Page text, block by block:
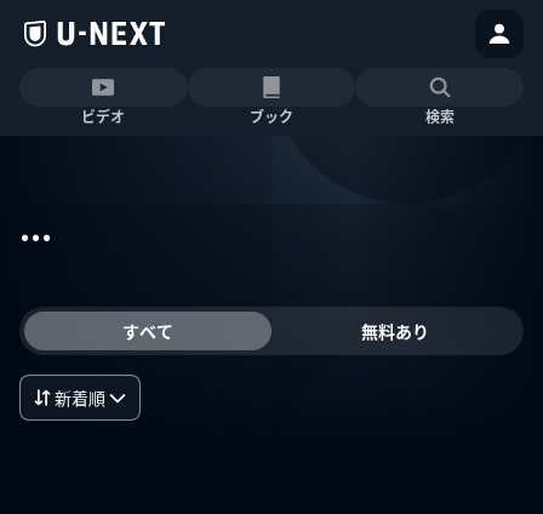
ビデオ ブック 検索
...
すべて 無料あり
新着順